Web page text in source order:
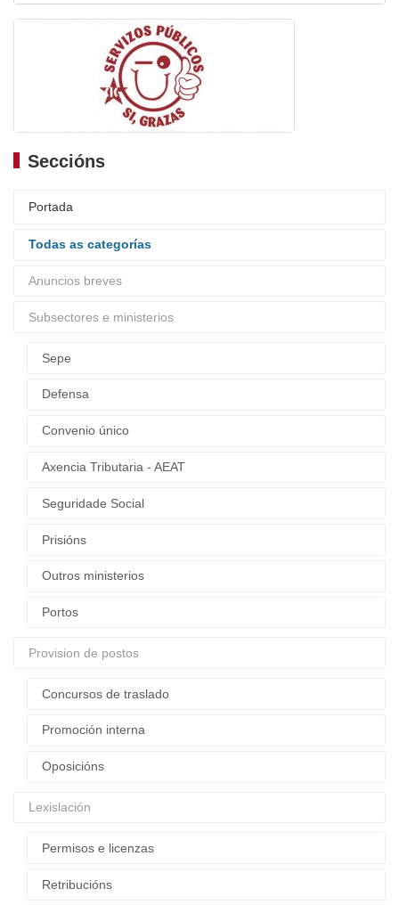
Seccións
Portada
Todas as categorías
Anuncios breves
Subsectores e ministerios
Sepe
Defensa
Convenio único
Axencia Tributaria - AEAT
Seguridade Social
Prisións
Outros ministerios
Portos
Provision de postos
Concursos de traslado
Promoción interna
Oposicións
Lexislación
Permisos e licenzas
Retribucións